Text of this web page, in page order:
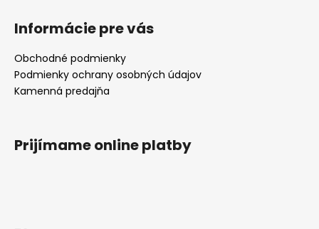
Informácie pre vás
Obchodné podmienky
Podmienky ochrany osobných údajov
Kamenná predajňa
Prijímame online platby